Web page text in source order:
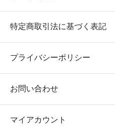
特定商取引法に基づく表記
プライバシーポリシー
お問い合わせ
マイアカウント